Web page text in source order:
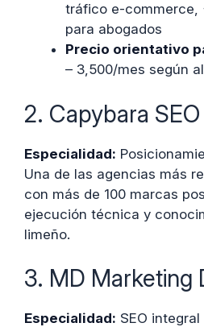
tráfico e-commerce,
para abogados
Precio orientativo
– 3,500/mes según
2. Capybara
Especialidad:
Una de las agencias más
con más de 100 marcas
ejecución técnica y
limeño.
3. MD Marketing
Especialidad: SEO